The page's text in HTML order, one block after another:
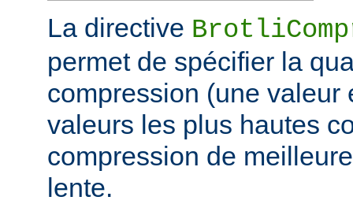
La directive
permet de spécifier la
compression (une valeur
valeurs les plus hautes
compression de
lente.